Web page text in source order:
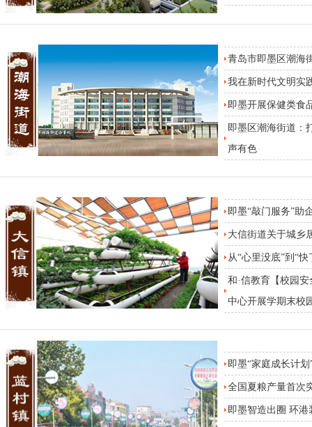
青岛市即墨区潮海
我在新时代文明实
即墨开展保健类食
即墨区潮海街道：
声有色
即墨“敲门服务”助
大信街道关于城乡
从“心里没底”到“
和·信教育【校园
中心开展学期末校
即墨“家庭成长计
全国夏粮产量首次
即墨智造出圈 环港